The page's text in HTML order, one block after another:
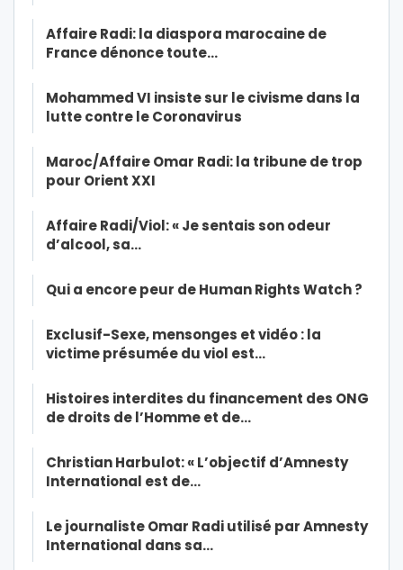
Affaire Radi: la diaspora marocaine de
France dénonce toute…
Mohammed VI insiste sur le civisme dans la
lutte contre le Coronavirus
Maroc/Affaire Omar Radi: la tribune de trop
pour Orient XXI
Affaire Radi/Viol: « Je sentais son odeur
d’alcool, sa…
Qui a encore peur de Human Rights Watch ?
Exclusif-Sexe, mensonges et vidéo : la
victime présumée du viol est…
Histoires interdites du financement des ONG
de droits de l’Homme et de…
Christian Harbulot: « L’objectif d’Amnesty
International est de…
Le journaliste Omar Radi utilisé par Amnesty
International dans sa…